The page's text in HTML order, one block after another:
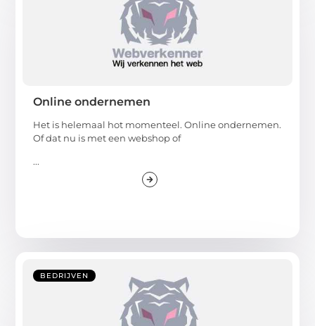
Online ondernemen
Het is helemaal hot momenteel. Online ondernemen.
Of dat nu is met een webshop of
...
BEDRIJVEN